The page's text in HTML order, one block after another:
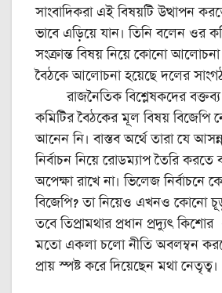
সাংবাদিকরা এই বিষয়টি উত্থাপন
ভাবে এড়িয়ে যান। তিনি বলেন ওর
সংক্রান্ত বিষয় নিয়ে কোনো
বৈঠকে আলোচনা হয়েছে দলের
রাজনৈতিক বিশ্লেষকদের
কমিটির বৈঠকের মূল বিষয় বিজেপি
আনেন নি। বাস্তব অর্থে তারা যে
নির্বাচন নিয়ে রোডম্যাপ তৈরি করতে
অপেক্ষা রাখে না। ভিলেজ নির্বাচনে
বিজেপি? তা নিয়েও এখনও কোনো
তবে তিপ্রামথার প্রধান প্রদ্যুৎ কিশোর
মতো একলা চলো নীতি অবলম্বন
প্রায় স্পষ্ট করে দিয়েছেন মথা নেতৃত্ব।